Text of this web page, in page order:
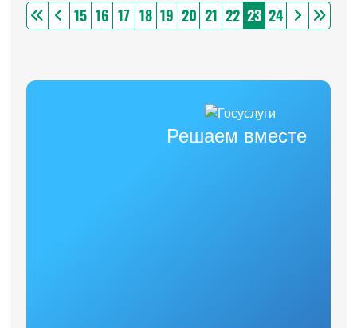
15 16 17 18 19 20 21 22 23 24
Решаем вместе